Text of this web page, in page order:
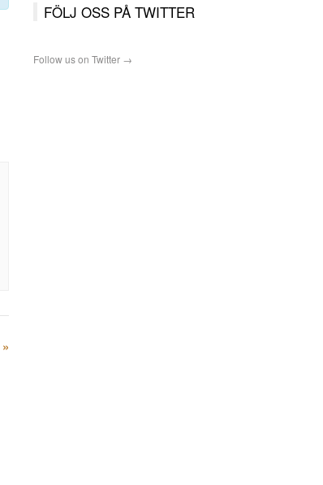
»
FÖLJ OSS PÅ TWITTER
Follow us on Twitter →